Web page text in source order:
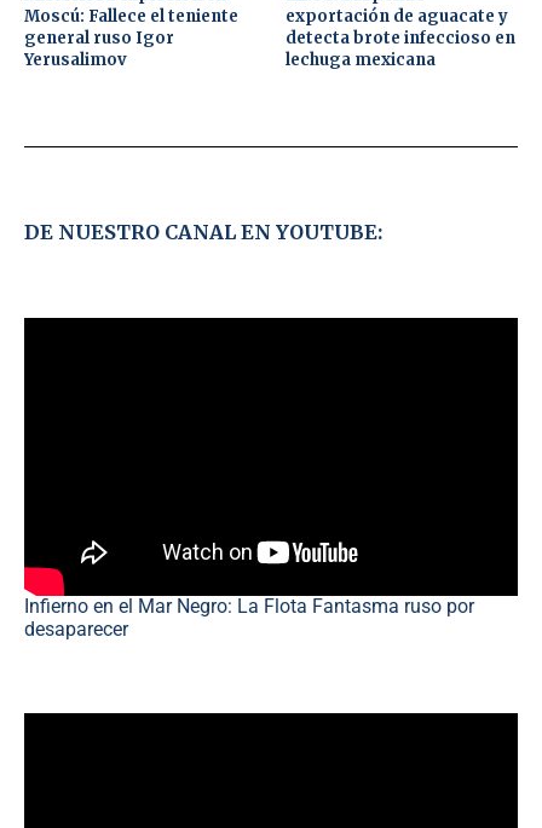
Moscú: Fallece el teniente
general ruso Igor
Yerusalimov
exportación de aguacate y
detecta brote infeccioso en
lechuga mexicana
DE NUESTRO CANAL EN YOUTUBE:
Infierno en el Mar Negro: La Flota Fantasma ruso por
desaparecer